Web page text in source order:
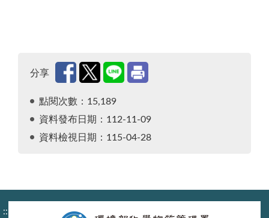
分享
點閱次數：15,189
資料發布日期：112-11-09
資料檢視日期：115-04-28
:::